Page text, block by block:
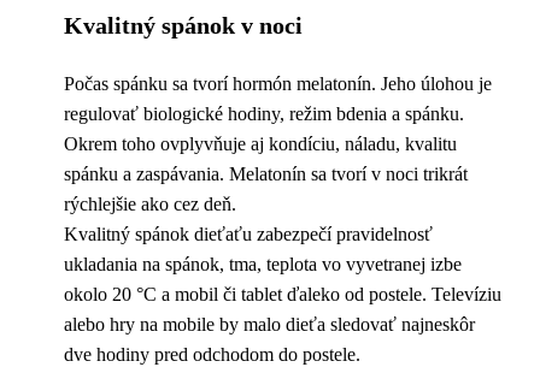
Kvalitný spánok v noci
Počas spánku sa tvorí hormón melatonín. Jeho úlohou je
regulovať biologické hodiny, režim bdenia a spánku.
Okrem toho ovplyvňuje aj kondíciu, náladu, kvalitu
spánku a zaspávania. Melatonín sa tvorí v noci trikrát
rýchlejšie ako cez deň.
Kvalitný spánok dieťaťu zabezpečí pravidelnosť
ukladania na spánok, tma, teplota vo vyvetranej izbe
okolo 20 °C a mobil či tablet ďaleko od postele. Televíziu
alebo hry na mobile by malo dieťa sledovať najneskôr
dve hodiny pred odchodom do postele.